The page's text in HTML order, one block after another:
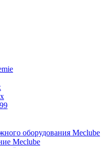
оборудования Meclube
Meclube